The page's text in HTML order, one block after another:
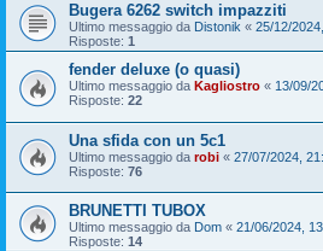
Bugera 6262 switch impazziti
Ultimo messaggio da Distonik « 25/12/
Risposte: 1
fender deluxe (o quasi)
Ultimo messaggio da Kagliostro « 13/09/
Risposte: 22
Una sfida con un 5c1
Ultimo messaggio da robi « 27/07/2024,
Risposte: 76
BRUNETTI TUBOX
Ultimo messaggio da Dom « 21/06/2024,
Risposte: 14